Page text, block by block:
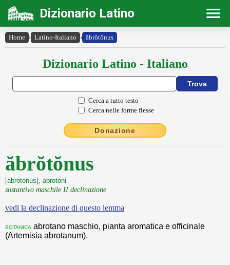
Dizionario Latino
Home › Latino-Italiano › ăbrŏtŏnus
Dizionario Latino - Italiano
Cerca a tutto testo
Cerca nelle forme flesse
Donazione
ăbrŏtŏnus
[abrotonus], abrotoni
sostantivo maschile II declinazione
vedi la declinazione di questo lemma
botanica abrotano maschio, pianta aromatica e officinale
(Artemisia abrotanum).